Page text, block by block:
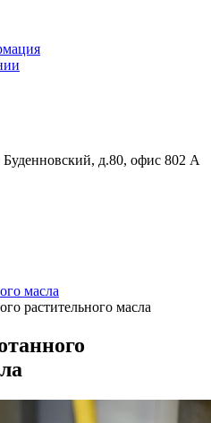
Буденновский, д.80, офис 802 А
масла
растительного масла